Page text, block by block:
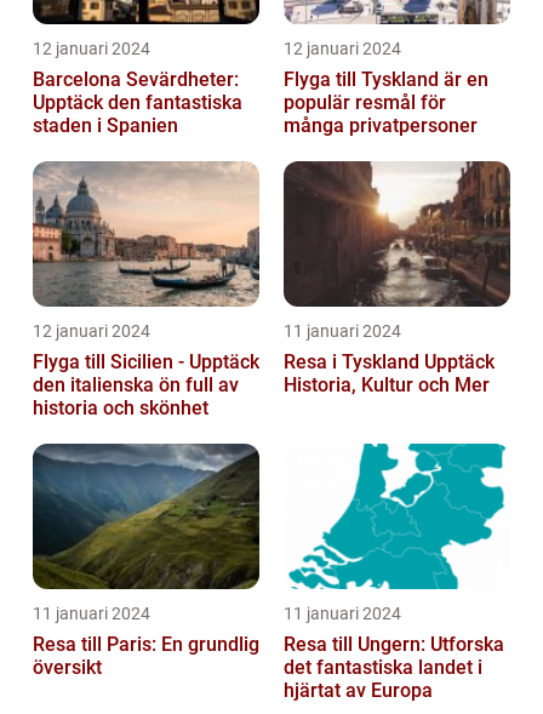
12 januari 2024
Barcelona Sevärdheter:
Upptäck den fantastiska
staden i Spanien
12 januari 2024
Flyga till Tyskland är en
populär resmål för
många privatpersoner
12 januari 2024
Flyga till Sicilien - Upptäck
den italienska ön full av
historia och skönhet
11 januari 2024
Resa i Tyskland Upptäck
Historia, Kultur och Mer
11 januari 2024
Resa till Paris: En grundlig
översikt
11 januari 2024
Resa till Ungern: Utforska
det fantastiska landet i
hjärtat av Europa